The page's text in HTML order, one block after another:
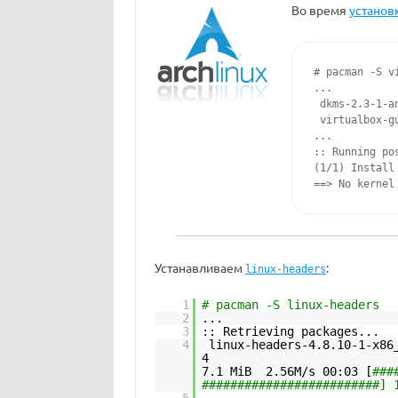
Во время
# pacman -S
...
dkms-2.3-
virtualbox-
...
:: Running
(1/1) Install
Устанавливаем linux-headers:
1
# pacman -S linux-headers
2
...
3
:: Retrieving packages...
4
linux-headers-4.8.10-1-
7.1 MiB 2.56M/s 00:03 [
#########################]